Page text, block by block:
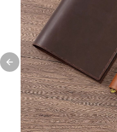
Previous slide